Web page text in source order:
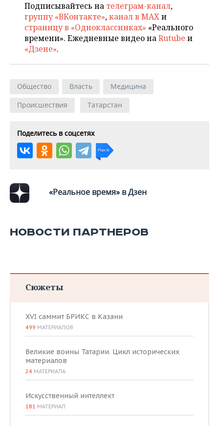
КИБЕРСПОРТ
ФИГУРНОЕ КАТАНИЕ
ВОДНЫЕ ВИДЫ СПОРТА
ХОККЕЙ С МЯЧОМ
КУЛЬТУРА
МЕДИЦИНА
ОБРАЗОВАНИЕ
ПРОИСШЕСТВИЯ
СПИСОК КОМПАНИЙ
Подписывайтесь на телеграм-канал,
группу «ВКонтакте»,канал в MAXи
страницу в «Одноклассниках» «Реального
времени». Ежедневные видео наRutube и
«Дзене».
Общество Власть
Медицина
Происшествия
Татарстан
Поделитесь в соцсетях
«Реальное время» в Дзен
НОВОСТИ ПАРТНЕРОВ
Сюжеты
XVI саммит БРИКС в Казани
499 МАТЕРИАЛОВ
Великие воины Татарии. Цикл исторических
материалов
24 МАТЕРИАЛА
Искусственный интеллект
181 МАТЕРИАЛ